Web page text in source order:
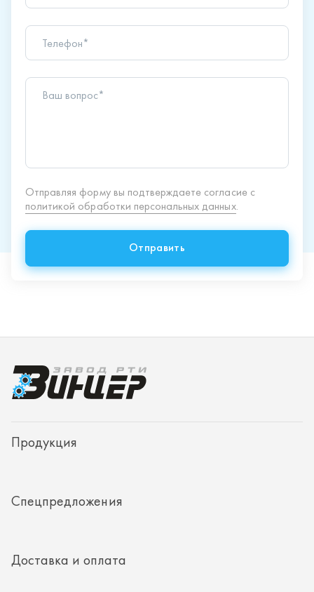
Телефон*
Ваш вопрос*
Отправляя форму вы подтверждаете согласие с
политикой обработки персональных данных
Спецпредложения
Доставка и оплата